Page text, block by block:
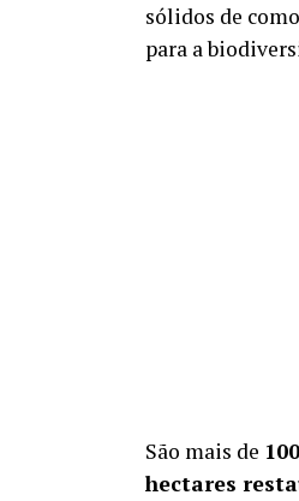
sólidos de
para a
São mais de
hectares